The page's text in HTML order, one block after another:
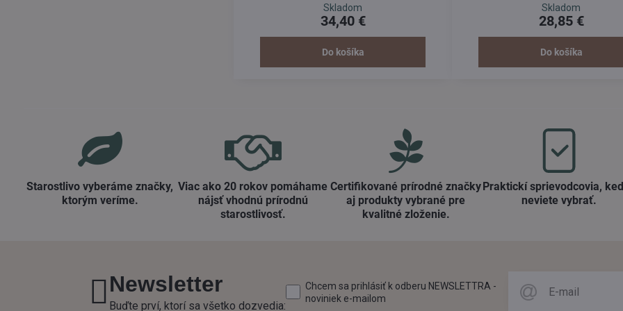
kolagénu a napomáha tak redukovať hlboké
vrásky. Až 88 % žien v teste pozorovalo úbytok
hlbokých vrások.
Skladom
34,40 €
Do košíka
potvrdilo viditeľne pevnejšiu pleť
Skladom
28,85 €
Do košíka
Starostlivo vyberáme značky,
ktorým veríme​.
Viac ako 20 rokov pomáhame
nájsť vhodnú prírodnú
starostlivosť​.
Certifikované prírodné značky
aj produkty vybrané pre
kvalitné zloženie​.
Praktickí sprievodcovia,
neviete vybrať​.
Newsletter
Buďte prví, ktorí sa všetko dozvedia:
Chcem sa prihlásiť k odberu NEWSLETTRA -
noviniek e-mailom